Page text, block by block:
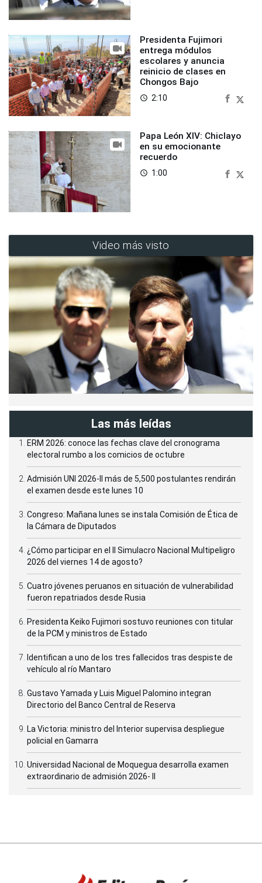
Presidenta Fujimori
entrega módulos
escolares y anuncia
reinicio de clases en
Chongos Bajo
access_time 2:10
Papa León XIV: Chiclayo
en su emocionante
recuerdo
access_time 1:00
Video más visto
Las más leídas
ERM 2026: conoce las fechas clave del cronograma
electoral rumbo a los comicios de octubre
Admisión UNI 2026-II más de 5,500 postulantes rendirán
el examen desde este lunes 10
Congreso: Mañana lunes se instala Comisión de Ética de
la Cámara de Diputados
¿Cómo participar en el II Simulacro Nacional Multipeligro
2026 del viernes 14 de agosto?
Cuatro jóvenes peruanos en situación de vulnerabilidad
fueron repatriados desde Rusia
Presidenta Keiko Fujimori sostuvo reuniones con titular
de la PCM y ministros de Estado
Identifican a uno de los tres fallecidos tras despiste de
vehículo al río Mantaro
Gustavo Yamada y Luis Miguel Palomino integran
Directorio del Banco Central de Reserva
La Victoria: ministro del Interior supervisa despliegue
policial en Gamarra
Universidad Nacional de Moquegua desarrolla examen
extraordinario de admisión 2026- II